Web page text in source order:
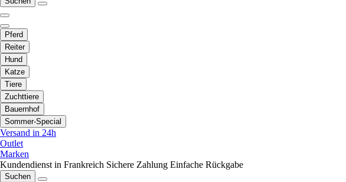
Pferd
Reiter
Hund
Katze
Tiere
Zuchttiere
Bauernhof
Sommer-Special
Versand in 24h
Outlet
Marken
Kundendienst in Frankreich Sichere Zahlung Einfache Rückgabe
Suchen